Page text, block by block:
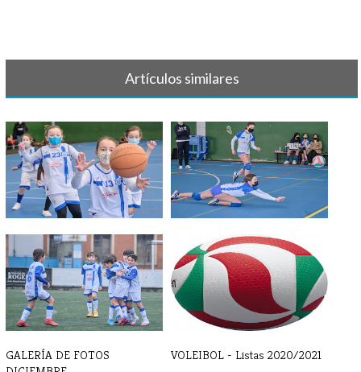
Artículos similares
GALERÍA DE FOTOS FEBRERO GALERÍA DE FOTOS - ENERO
GALERÍA DE FOTOS
VOLEIBOL - Listas 2020/2021